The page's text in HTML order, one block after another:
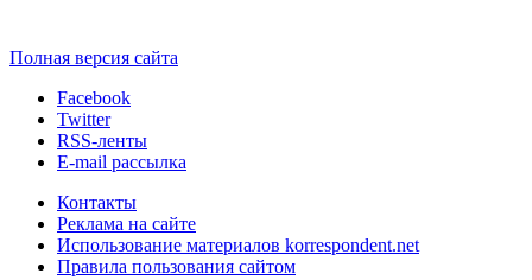
Полная версия сайта
Facebook
Twitter
RSS-ленты
E-mail рассылка
Контакты
Реклама на сайте
Использование материалов korrespondent.net
Правила пользования сайтом